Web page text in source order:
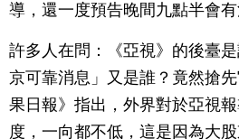
導，還一度預告晚間九點半會有
許多人在問：《亞視》的後臺
京可靠消息」又是誰？竟然搶
果日報》指出，外界對於亞視
度，一向都不低，這是因為大股